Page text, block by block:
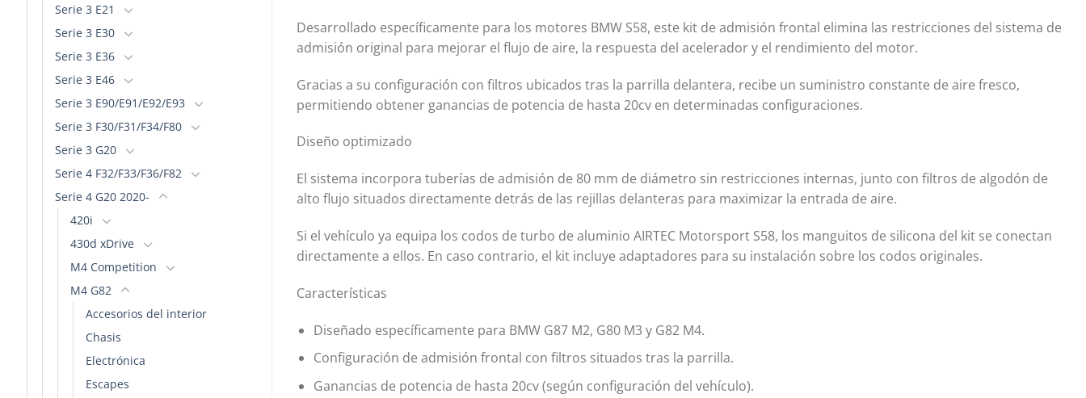
Serie 3 E21
Serie 3 E30
Serie 3 E36
Serie 3 E46
Serie 3 E90/E91/E92/E93
Serie 3 F30/F31/F34/F80
Serie 3 G20
Serie 4 F32/F33/F36/F82
Serie 4 G20 2020-
420i
430d xDrive
M4 Competition
M4 G82
Accesorios del interior
Chasis
Electrónica
Escapes
Desarrollado específicamente para los motores BMW S58, este kit de admisión frontal elimina las restricciones del sistema de
admisión original para mejorar el flujo de aire, la respuesta del acelerador y el rendimiento del motor.
Gracias a su configuración con filtros ubicados tras la parrilla delantera, recibe un suministro constante de aire fresco,
permitiendo obtener ganancias de potencia de hasta 20cv en determinadas configuraciones.
Diseño optimizado
El sistema incorpora tuberías de admisión de 80 mm de diámetro sin restricciones internas, junto con filtros de algodón de
alto flujo situados directamente detrás de las rejillas delanteras para maximizar la entrada de aire.
Si el vehículo ya equipa los codos de turbo de aluminio AIRTEC Motorsport S58, los manguitos de silicona del kit se conectan
directamente a ellos. En caso contrario, el kit incluye adaptadores para su instalación sobre los codos originales.
Características
Diseñado específicamente para BMW G87 M2, G80 M3 y G82 M4.
Configuración de admisión frontal con filtros situados tras la parrilla.
Ganancias de potencia de hasta 20cv (según configuración del vehículo).